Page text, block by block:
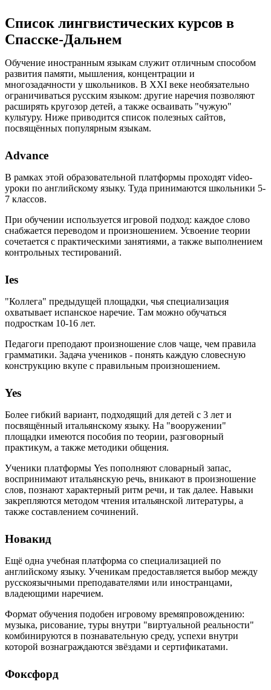
Список лингвистических курсов в
Спасске-Дальнем
Обучение иностранным языкам служит отличным способом
развития памяти, мышления, концентрации и
многозадачности у школьников. В XXI веке необязательно
ограничиваться русским языком: другие наречия позволяют
расширять кругозор детей, а также осваивать "чужую"
культуру. Ниже приводится список полезных сайтов,
посвящённых популярным языкам.
Advance
В рамках этой образовательной платформы проходят video-
уроки по английскому языку. Туда принимаются школьники 5-
7 классов.
При обучении используется игровой подход: каждое слово
снабжается переводом и произношением. Усвоение теории
сочетается с практическими занятиями, а также выполнением
контрольных тестирований.
Ies
"Коллега" предыдущей площадки, чья специализация
охватывает испанское наречие. Там можно обучаться
подросткам 10-16 лет.
Педагоги преподают произношение слов чаще, чем правила
грамматики. Задача учеников - понять каждую словесную
конструкцию вкупе с правильным произношением.
Yes
Более гибкий вариант, подходящий для детей с 3 лет и
посвящённый итальянскому языку. На "вооружении"
площадки имеются пособия по теории, разговорный
практикум, а также методики общения.
Ученики платформы Yes пополняют словарный запас,
воспринимают итальянскую речь, вникают в произношение
слов, познают характерный ритм речи, и так далее. Навыки
закрепляются методом чтения итальянской литературы, а
также составлением сочинений.
Новакид
Ещё одна учебная платформа со специализацией по
английскому языку. Ученикам предоставляется выбор между
русскоязычными преподавателями или иностранцами,
владеющими наречием.
Формат обучения подобен игровому времяпровождению:
музыка, рисование, туры внутри "виртуальной реальности"
комбинируются в познавательную среду, успехи внутри
которой вознаграждаются звёздами и сертификатами.
Фоксфорд